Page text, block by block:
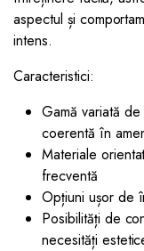
aspectul și
intens.
Caracteristici:
Gamă variată
coerentă în
Materiale
frecventă
Opțiuni ușor de
Posibilități de
necesități